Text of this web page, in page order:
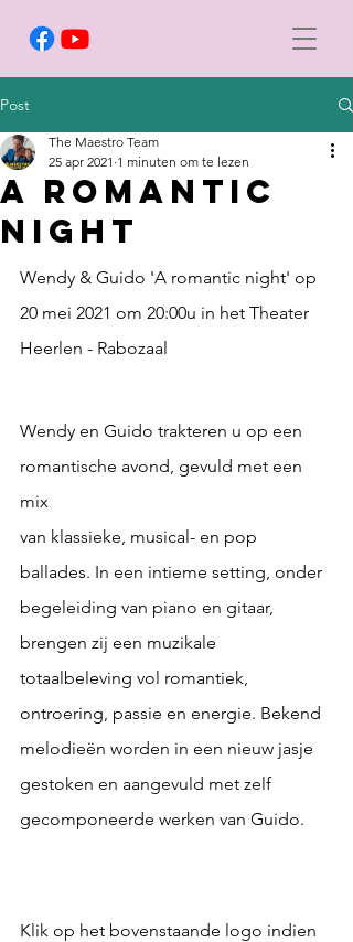
Post
A Romantic
Night
The Maestro Team
25 apr 2021 1 minuten om te lezen
Wendy & Guido 'A romantic night' op
20 mei 2021 om 20:00u in het Theater
Heerlen - Rabozaal
Wendy en Guido trakteren u op een
romantische avond, gevuld met een
mix
​van klassieke, musical- en pop
ballades. In een intieme setting, onder
begeleiding van piano en gitaar,
brengen zij een muzikale
totaalbeleving vol romantiek,
ontroering, passie en energie. Bekend
melodieën worden in een nieuw jasje
gestoken en aangevuld met zelf
gecomponeerde werken van Guido.
​Klik op het bovenstaande logo indien